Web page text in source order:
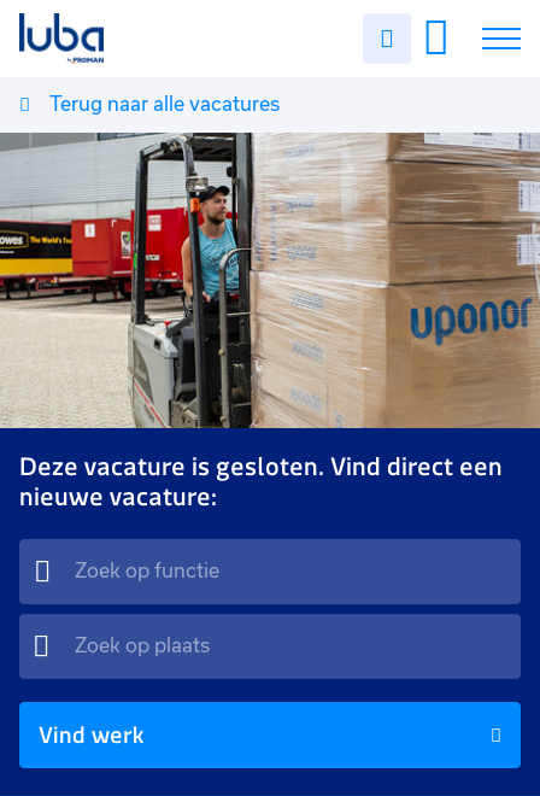
Uren
Vacatures
Over ons
Voor werkgevers
Contact
Terug naar alle vacatures
Deze vacature is gesloten. Vind direct een
nieuwe vacature:
Vind werk